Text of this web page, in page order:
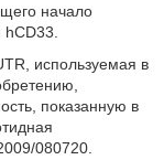
начало
используемая в
показанную в
080720.